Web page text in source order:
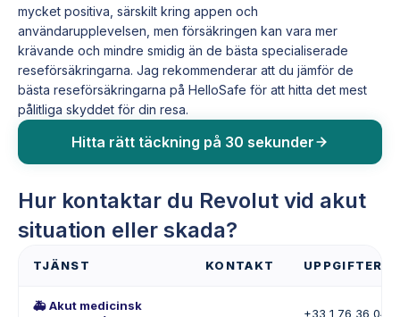
mycket positiva, särskilt kring appen och
användarupplevelsen, men försäkringen kan vara mer
krävande och mindre smidig än de bästa specialiserade
reseförsäkringarna. Jag rekommenderar att du jämför de
bästa reseförsäkringarna på HelloSafe för att hitta det mest
pålitliga skyddet för din resa.
Hitta rätt täckning på 30 sekunder
Hur kontaktar du Revolut vid akut
situation eller skada?
TJÄNST KONTAKT UPPGIFTER
🚑 Akut medicinsk
+33 1 76 36 04